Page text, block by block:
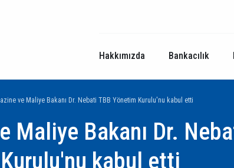
Hakkımızda Bankacılık
ve Maliye Bakanı Dr. Nebati TBB Yönetim Kurulu'nu kabul etti
Maliye Bakanı Dr.
kabul etti